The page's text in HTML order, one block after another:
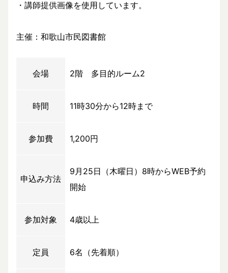
・講師提供画像を使用しています。
主催：和歌山市民図書館
会場 2階 多目的ルーム2
時間 11時30分から12時まで
参加費 1,200円
申込み方法
9月25日（木曜日）8時からWEB予約
開始
参加対象 4歳以上
定員 6名（先着順）